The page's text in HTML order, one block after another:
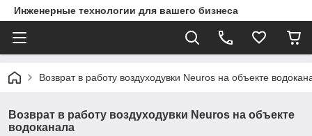
Инженерные технологии для вашего бизнеса
Возврат в работу воздуходувки Neuros на объекте
Возврат в работу воздуходувки Neuros на объекте
водоканала